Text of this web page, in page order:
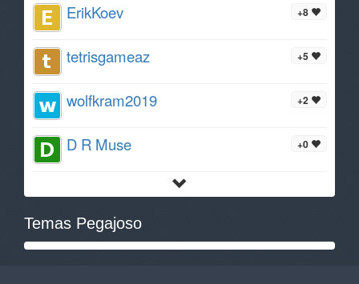
+8
ErikKoev
+5
tetrisgameaz
+2
wolfkram2019
+0
D R Muse
Temas Pegajoso